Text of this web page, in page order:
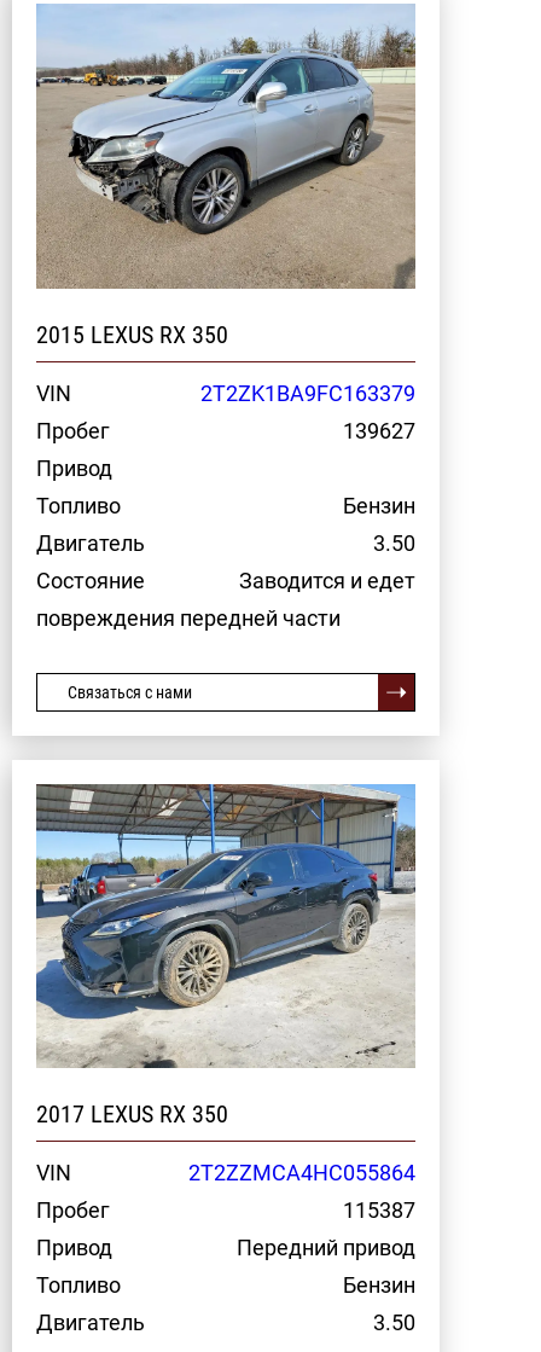
2015 LEXUS RX 350
VIN
2T2ZK1BA9FC163379
Пробег
139627
Привод
Топливо
Бензин
Двигатель
3.50
Состояние
Заводится и едет
повреждения передней части
Связаться с нами
2017 LEXUS RX 350
VIN
2T2ZZMCA4HC055864
Пробег
115387
Привод
Передний привод
Топливо
Бензин
Двигатель
3.50